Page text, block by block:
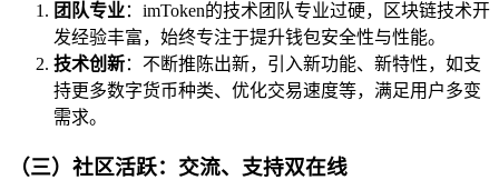
团队专业：imToken的技术团队专业过硬，区块链技术开
发经验丰富，始终专注于提升钱包安全性与性能。
技术创新：不断推陈出新，引入新功能、新特性，如支
持更多数字货币种类、优化交易速度等，满足用户多变
需求。
（三）社区活跃：交流、支持双在线